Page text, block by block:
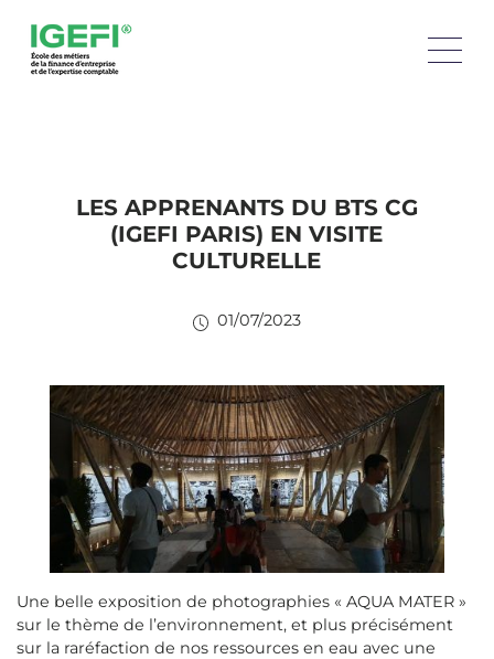
LES APPRENANTS DU BTS CG
(IGEFI PARIS) EN VISITE
CULTURELLE
01/07/2023
Une belle exposition de photographies « AQUA MATER »
sur le thème de l’environnement, et plus précisément
sur la raréfaction de nos ressources en eau avec une